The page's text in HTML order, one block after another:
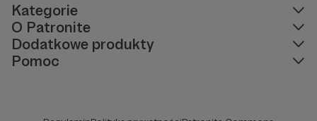
Kategorie
O Patronite
Dodatkowe produkty
Pomoc